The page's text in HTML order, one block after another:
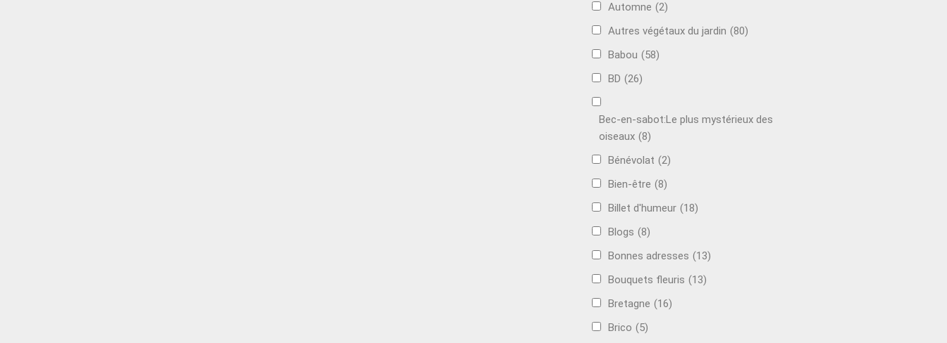
Automne (2)
Autres végétaux du jardin (80)
Babou (58)
BD (26)
Bec-en-sabot:Le plus mystérieux des
oiseaux (8)
Bénévolat (2)
Bien-être (8)
Billet d'humeur (18)
Blogs (8)
Bonnes adresses (13)
Bouquets fleuris (13)
Bretagne (16)
Brico (5)